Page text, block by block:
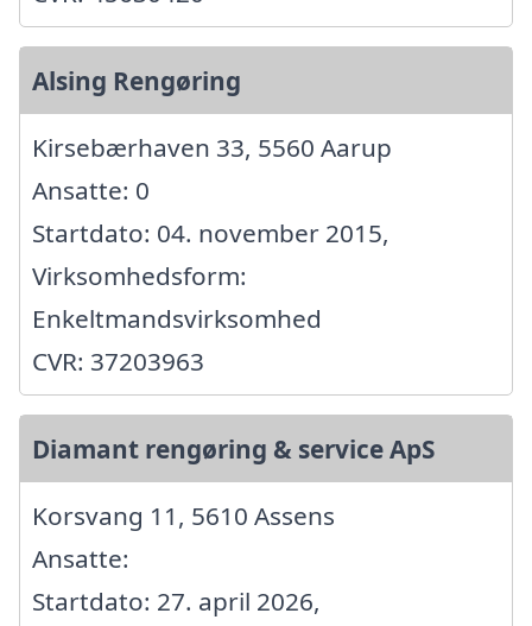
Alsing Rengøring
Kirsebærhaven 33, 5560 Aarup
Ansatte: 0
Startdato: 04. november 2015,
Virksomhedsform:
Enkeltmandsvirksomhed
CVR: 37203963
Diamant rengøring & service ApS
Korsvang 11, 5610 Assens
Ansatte:
Startdato: 27. april 2026,